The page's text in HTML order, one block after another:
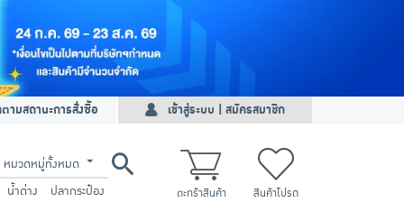
ามสถานะการสั่งซื้อ เข้าสู่ระบบ | สมัครสมาชิก
หมวดหมู่ทั้งหมด
น้ำด่าง ปลากระป๋อง ตะกร้าสินค้า สินค้าโปรด